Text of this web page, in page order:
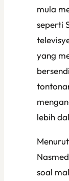
mula
seperti
yang
lebih
soal